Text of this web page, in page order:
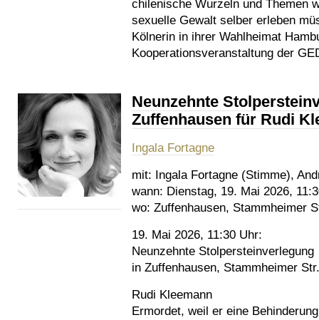
chilenische Wurzeln und Themen
sexuelle Gewalt selber erleben
Kölnerin in ihrer Wahlheimat
Kooperationsveranstaltung der
Neunzehnte
Zuffenhausen für Rudi
Ingala Fortagne
mit: Ingala Fortagne (Stimme),
wann: Dienstag, 19. Mai 2026,
wo: Zuffenhausen, Stammheimer
19. Mai 2026, 11:30 Uhr:
Neunzehnte Stolpersteinverlegung
in Zuffenhausen, Stammheimer
Rudi Kleemann
Ermordet, weil er eine